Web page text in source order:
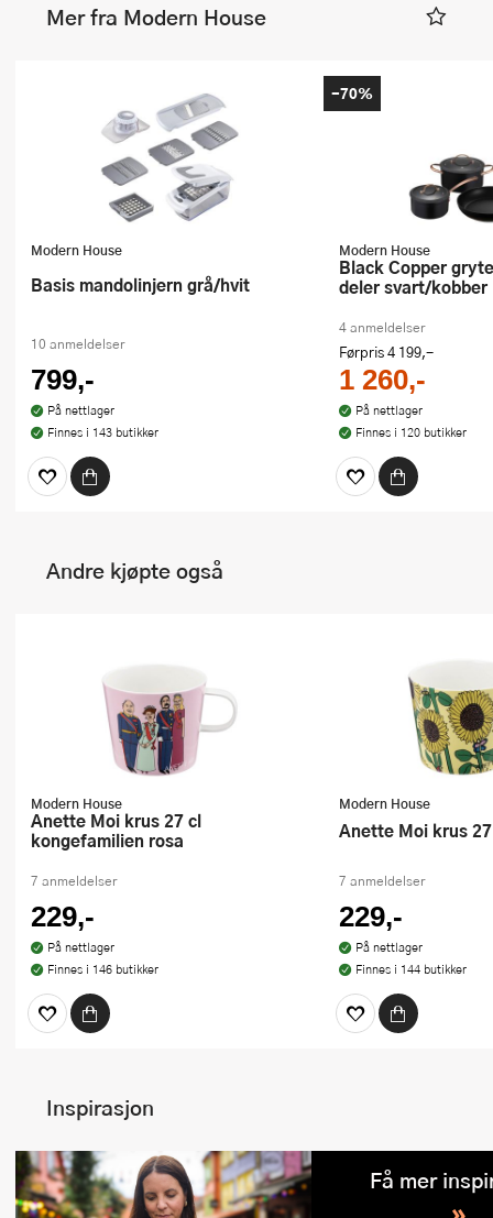
Mer fra Modern House
Modern House
Basis mandolinjern grå/hvit
10 anmeldelser
799,-
På nettlager
Finnes i 143 butikker
Modern House
Black Copper grytesett kfcc g7 3
deler svart/kobber
4 anmeldelser
Førpris4 199,-
1 260,-
På nettlager
Finnes i 120 butikker
-70%
Andre kjøpte også
Modern House
Anette Moi krus 27 cl
kongefamilien rosa
7 anmeldelser
229,-
På nettlager
Finnes i 146 butikker
Modern House
Anette Moi krus
7 anmeldelser
229,-
På nettlager
Finnes i 144 butikker
Inspirasjon
Få mer